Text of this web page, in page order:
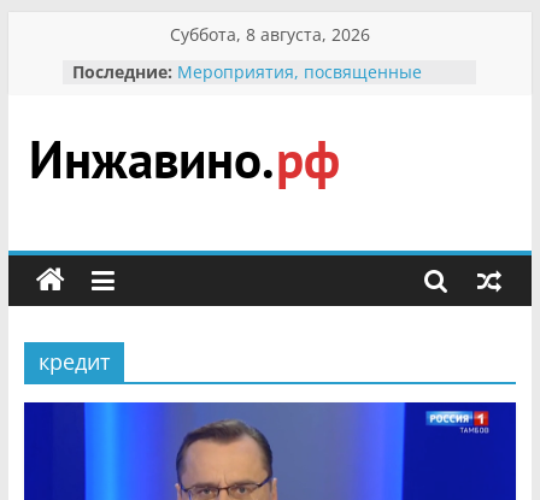
содержимому
Суббота, 8 августа, 2026
Последние: Мероприятия, посвященные
гражданин Инжавинского округа»
участнице Великой
Отечественной, фронтовичке
Безопасность в сети Интернет
мероприятии «Сохраним
заповедника родились крапчатые
суслики
Инжавино.рф
сельский
портал
кредит